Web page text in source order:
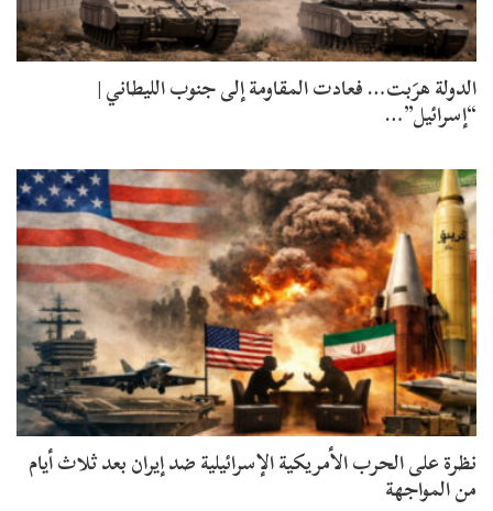
الدولة هرَبت… فعادت المقاومة إلى جنوب الليطاني |
“إسرائيل”…
نظرة على الحرب الأمريكية الإسرائيلية ضد إيران بعد ثلاث أيام
من المواجهة